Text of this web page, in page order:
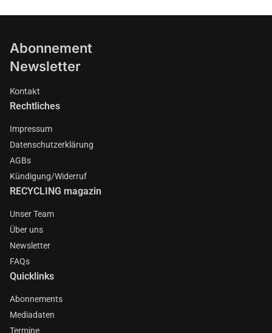
Abonnement
Newsletter
Kontakt
Rechtliches
Impressum
Datenschutzerklärung
AGBs
Kündigung/Widerruf
RECYCLING magazin
Unser Team
Über uns
Newsletter
FAQs
Quicklinks
Abonnements
Mediadaten
Termine